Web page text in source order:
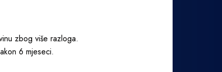
zbog više razloga.
6 mjeseci.